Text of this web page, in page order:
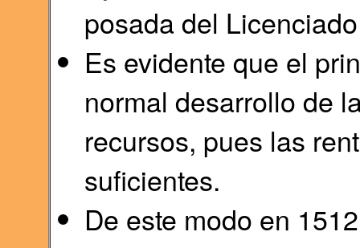
posada del
Es evidente que el
normal desarrollo de
recursos, pues las
suficientes.
De este modo en